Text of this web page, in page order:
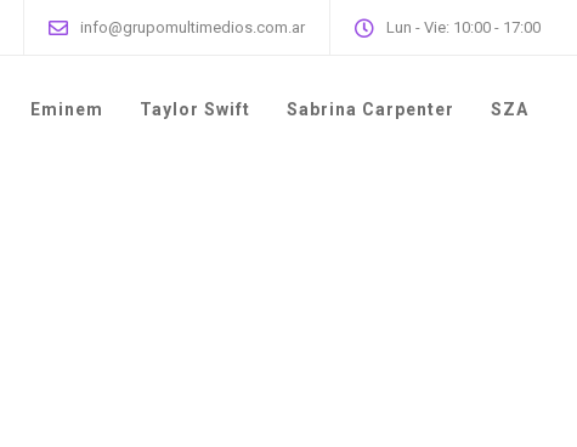
info@grupomultimedios.com.ar Lun - Vie: 10:00 - 17:00
Eminem Taylor Swift Sabrina Carpenter SZA